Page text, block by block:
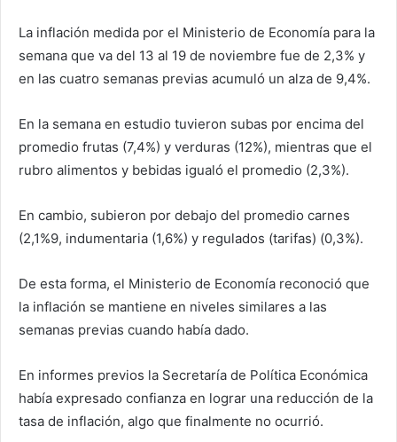
La inflación medida por el Ministerio de Economía para la
semana que va del 13 al 19 de noviembre fue de 2,3% y
en las cuatro semanas previas acumuló un alza de 9,4%.
En la semana en estudio tuvieron subas por encima del
promedio frutas (7,4%) y verduras (12%), mientras que el
rubro alimentos y bebidas igualó el promedio (2,3%).
En cambio, subieron por debajo del promedio carnes
(2,1%9, indumentaria (1,6%) y regulados (tarifas) (0,3%).
De esta forma, el Ministerio de Economía reconoció que
la inflación se mantiene en niveles similares a las
semanas previas cuando había dado.
En informes previos la Secretaría de Política Económica
había expresado confianza en lograr una reducción de la
tasa de inflación, algo que finalmente no ocurrió.